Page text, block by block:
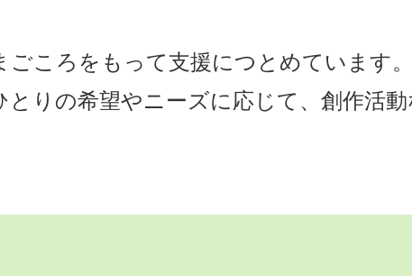
ごころをもって支援につとめています
とりの希望やニーズに応じて、創作活